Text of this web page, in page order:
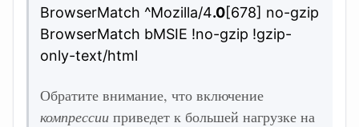
BrowserMatch ^Mozilla/4.0[678] no-gzip
BrowserMatch bMSIE !no-gzip !gzip-
only-text/html
Обратите внимание, что включение
компрессии приведет к большей нагрузке на